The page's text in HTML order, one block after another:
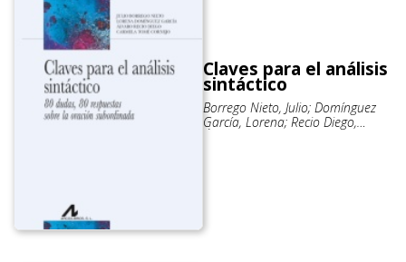
Claves para el análisis
sintáctico
Borrego Nieto, Julio; Domínguez
García, Lorena; Recio Diego,